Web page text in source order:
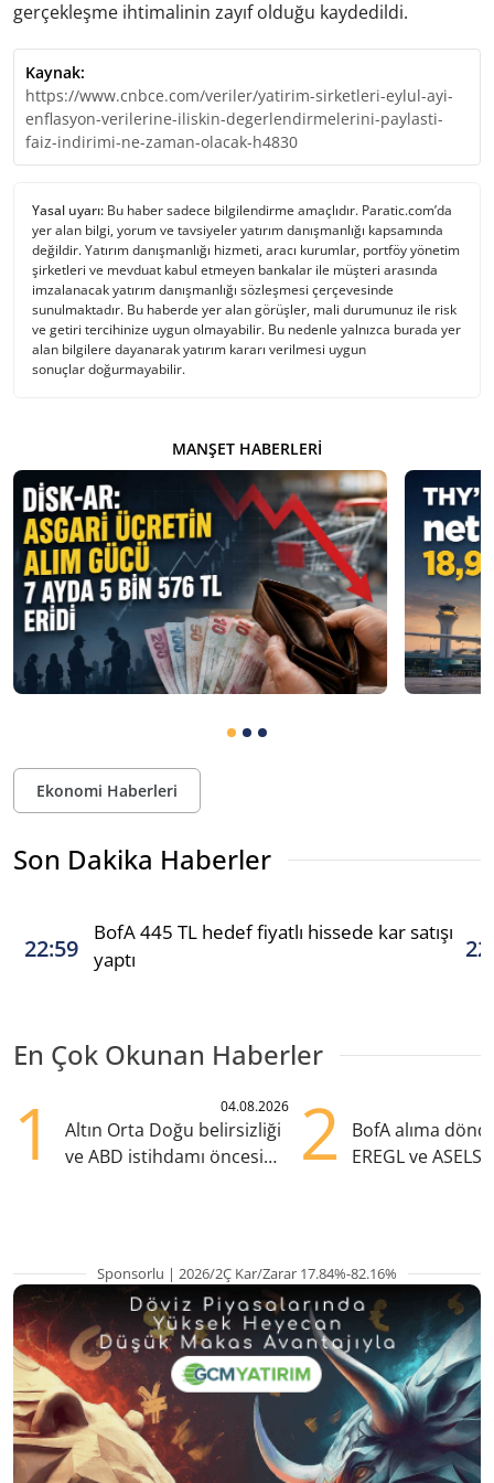
gerçekleşme ihtimalinin zayıf olduğu kaydedildi.
Kaynak:
https://www.cnbce.com/veriler/yatirim-sirketleri-eylul-ayi-
enflasyon-verilerine-iliskin-degerlendirmelerini-paylasti-
faiz-indirimi-ne-zaman-olacak-h4830
Yasal uyarı: Bu haber sadece bilgilendirme amaçlıdır. Paratic.com’da
yer alan bilgi, yorum ve tavsiyeler yatırım danışmanlığı kapsamında
değildir. Yatırım danışmanlığı hizmeti, aracı kurumlar, portföy yönetim
şirketleri ve mevduat kabul etmeyen bankalar ile müşteri arasında
imzalanacak yatırım danışmanlığı sözleşmesi çerçevesinde
sunulmaktadır. Bu haberde yer alan görüşler, mali durumunuz ile risk
ve getiri tercihinize uygun olmayabilir. Bu nedenle yalnızca burada yer
alan bilgilere dayanarak yatırım kararı verilmesi uygun
sonuçlar doğurmayabilir.
MANŞET HABERLERI
Ekonomi Haberleri
Son Dakika Haberler
22:59
BofA 445 TL hedef fiyatlı hissede kar satışı
yaptı
En Çok Okunan Haberler
1 04.08.2026
Altın Orta Doğu belirsizliği
ve ABD istihdamı öncesi
2
BofA alıma
EREGL ve ASELS
Sponsorlu | 2026/2Ç Kar/Zarar 17.84%-82.16%